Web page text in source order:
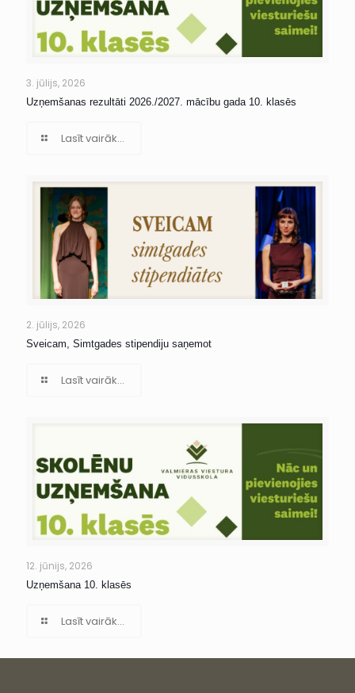
3. jūlijs, 2026
Uzņemšanas rezultāti 2026./2027. mācību gada 10. klasēs
Lasīt vairāk...
2. jūlijs, 2026
Sveicam, Simtgades stipendiju saņemot
Lasīt vairāk...
12. jūnijs, 2026
Uzņemšana 10. klasēs
Lasīt vairāk...